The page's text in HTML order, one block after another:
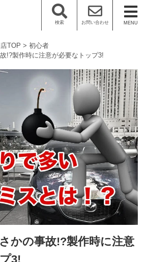
検索 お問い合わせ MENU
TOP
初心者
!?製作時に注意が必要なトップ3!
かの事故!?製作時に注意
3!